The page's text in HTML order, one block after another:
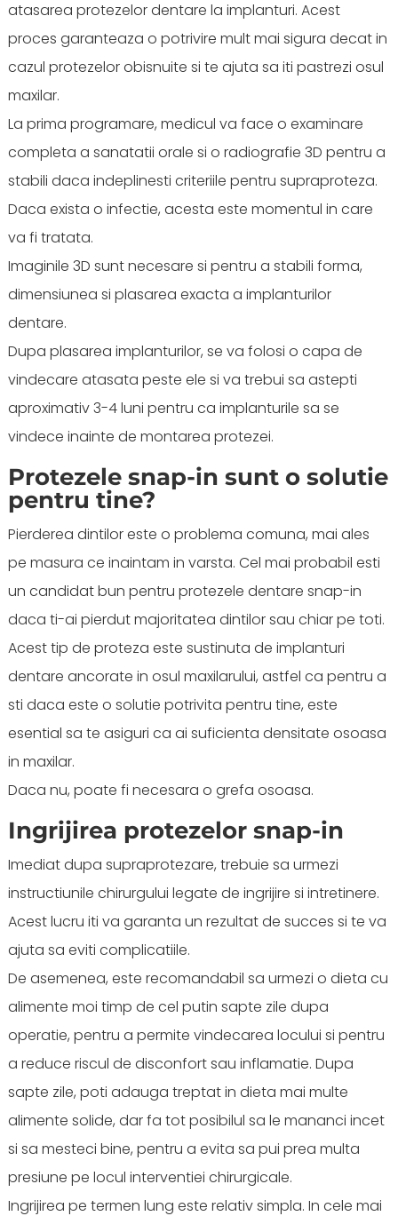
atasarea protezelor dentare la implanturi. Acest
proces garanteaza o potrivire mult mai sigura decat in
cazul protezelor obisnuite si te ajuta sa iti pastrezi osul
maxilar.
La prima programare, medicul va face o examinare
completa a sanatatii orale si o radiografie 3D pentru a
stabili daca indeplinesti criteriile pentru supraproteza.
Daca exista o infectie, acesta este momentul in care
va fi tratata.
Imaginile 3D sunt necesare si pentru a stabili forma,
dimensiunea si plasarea exacta a implanturilor
dentare.
Dupa plasarea implanturilor, se va folosi o capa de
vindecare atasata peste ele si va trebui sa astepti
aproximativ 3-4 luni pentru ca implanturile sa se
vindece inainte de montarea protezei.
Protezele snap-in sunt o solutie
pentru tine?
Pierderea dintilor este o problema comuna, mai ales
pe masura ce inaintam in varsta. Cel mai probabil esti
un candidat bun pentru protezele dentare snap-in
daca ti-ai pierdut majoritatea dintilor sau chiar pe toti.
Acest tip de proteza este sustinuta de implanturi
dentare ancorate in osul maxilarului, astfel ca pentru a
sti daca este o solutie potrivita pentru tine, este
esential sa te asiguri ca ai suficienta densitate osoasa
in maxilar.
Daca nu, poate fi necesara o grefa osoasa.
Ingrijirea protezelor snap-in
Imediat dupa supraprotezare, trebuie sa urmezi
instructiunile chirurgului legate de ingrijire si intretinere.
Acest lucru iti va garanta un rezultat de succes si te va
ajuta sa eviti complicatiile.
De asemenea, este recomandabil sa urmezi o dieta cu
alimente moi timp de cel putin sapte zile dupa
operatie, pentru a permite vindecarea locului si pentru
a reduce riscul de disconfort sau inflamatie. Dupa
sapte zile, poti adauga treptat in dieta mai multe
alimente solide, dar fa tot posibilul sa le mananci incet
si sa mesteci bine, pentru a evita sa pui prea multa
presiune pe locul interventiei chirurgicale.
Ingrijirea pe termen lung este relativ simpla. In cele mai